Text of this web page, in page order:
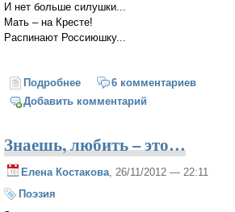
И нет больше силушки...
Мать – на Кресте!
Распинают Россиюшку...
Подробнее о И нет больше силушки...
6 комментариев
Добавить комментарий
Знаешь, любить – это…
Елена Костакова, 26/11/2012 — 22:11
Поэзия